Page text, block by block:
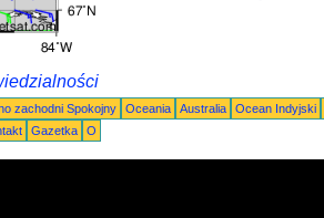
zachodni Spokojny Oceania Australia Ocean Indyjski
Gazetka O